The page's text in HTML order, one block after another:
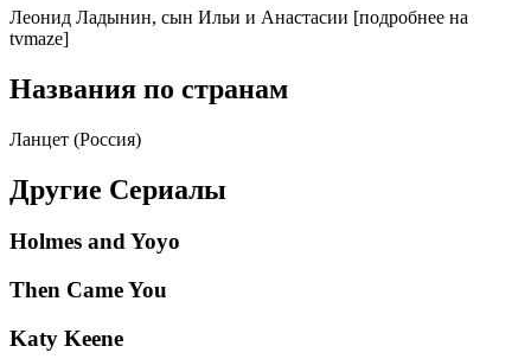
Леонид Ладынин, сын Ильи и Анастасии [подробнее на
tvmaze]
Названия по странам
Ланцет (Россия)
Другие Сериалы
Holmes and Yoyo
Then Came You
Katy Keene